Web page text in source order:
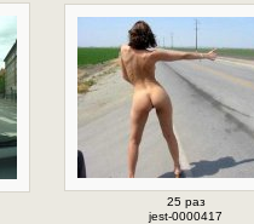
25 раз
jest-0000417